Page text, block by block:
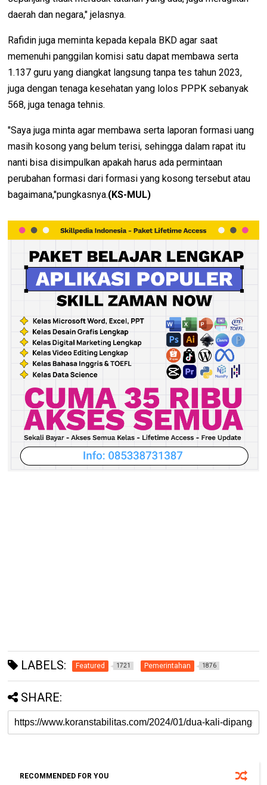
daerah dan negara," jelasnya.
Rafidin juga meminta kepada kepala BKD agar saat
memenuhi panggilan komisi satu dapat membawa serta
1.137 guru yang diangkat langsung tanpa tes tahun 2023,
juga dengan tenaga kesehatan yang lolos PPPK sebanyak
568, juga tenaga tehnis.
"Saya juga minta agar membawa serta laporan formasi uang
masih kosong yang belum terisi, sehingga dalam rapat itu
nanti bisa disimpulkan apakah harus ada permintaan
perubahan formasi dari formasi yang kosong tersebut atau
bagaimana,"pungkasnya.(KS-MUL)
LABELS: Featured 1721 Pemerintahan 1876
SHARE:
RECOMMENDED FOR YOU